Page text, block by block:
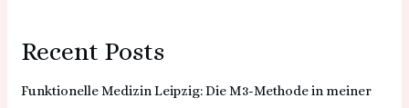
Recent Posts
Funktionelle Medizin Leipzig: Die M3-Methode in meiner